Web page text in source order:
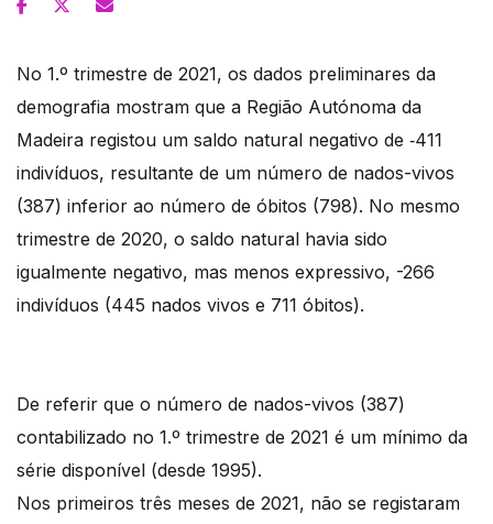
No 1.º trimestre de 2021, os dados preliminares da
demografia mostram que a Região Autónoma da
Madeira registou um saldo natural negativo de ‑411
indivíduos, resultante de um número de nados-vivos
(387) inferior ao número de óbitos (798). No mesmo
trimestre de 2020, o saldo natural havia sido
igualmente negativo, mas menos expressivo, -266
indivíduos (445 nados vivos e 711 óbitos).
De referir que o número de nados-vivos (387)
contabilizado no 1.º trimestre de 2021 é um mínimo da
série disponível (desde 1995).
Nos primeiros três meses de 2021, não se registaram